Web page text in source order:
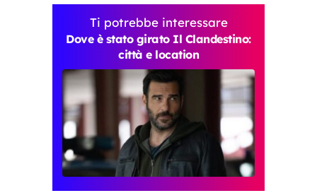
Ti potrebbe interessare
Dove è stato girato Il Clandestino:
città e location